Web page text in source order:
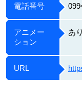
電話番号
アニメー
ション
あり
URL